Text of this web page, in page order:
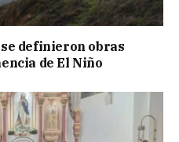
se definieron obras
de El Niño